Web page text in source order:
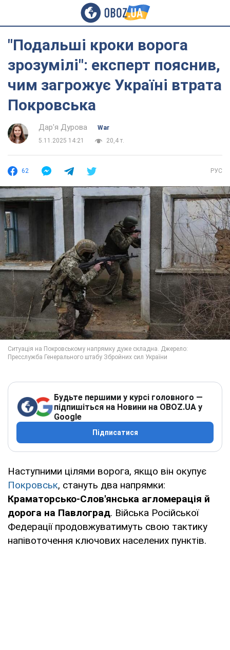
"Подальші кроки ворога
зрозумілі": експерт пояснив,
чим загрожує Україні втрата
Покровська
Дар'я Дурова
War
5.11.2025 14:21
20,4 т.
62 РУС
Будьте першими у курсі головного —
підпишіться на Новини на OBOZ.UA у
Google
Підписатися
Наступними цілями ворога, якщо він окупує
Покровськ, стануть два напрямки:
Краматорсько-Слов'янська агломерація й
дорога на Павлоград. Війська Російської
Федерації продовжуватимуть свою тактику
напівоточення ключових населених пунктів.